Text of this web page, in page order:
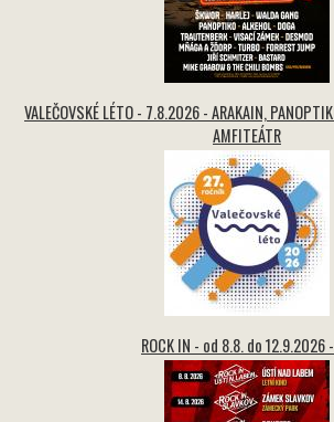
VALEČOVSKÉ LÉTO - 7.8.2026 - ARAKAIN,
AMFITEÁTR
ROCK IN - od 8.8. do 12.9.2026